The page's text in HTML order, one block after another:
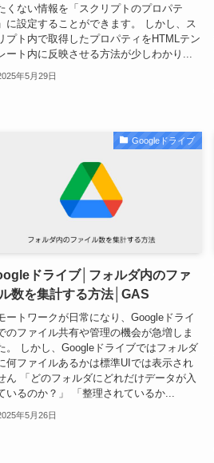
くない情報を「スクリプトのプロパテ
に設定することができます。 しかし、ス
プト内で取得したプロパティをHTMLテン
ート内に反映させる方法が少しわかり...
年5月29日
Googleドライブ
ドライブ│フォルダ内のファ
数を集計する方法│GAS
ートワークが日常になり、Googleドライ
のファイル共有や管理の機会が急増しま
。 しかし、Googleドライブではフォルダ
何ファイルあるかは標準UIでは表示され
ん 「どのフォルダにどれだけデータが入
いるのか？」 「整理されているか...
年5月26日